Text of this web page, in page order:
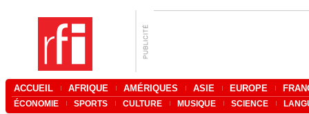
ACCUEIL AFRIQUE AMÉRIQUES ASIE EUROPE
ÉCONOMIE SPORTS CULTURE MUSIQUE SCIENCE